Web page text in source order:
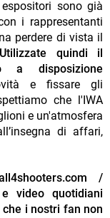
sono già
i rappresentanti
perdere di vista il
Utilizzate quindi il
a disposizione
e fissare gli
che l'IWA
e un'atmosfera
di affari,
/
video quotidiani
i nostri fan non